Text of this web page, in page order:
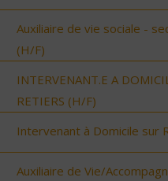
Auxiliaire de vie sociale -
(H/F)
INTERVENANT.E A
RETIERS (H/F)
Intervenant à Domicile sur
Auxiliaire de Vie/